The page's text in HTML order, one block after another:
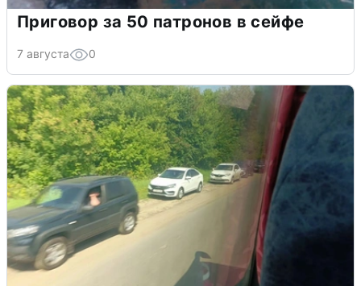
Приговор за 50 патронов в сейфе
7 августа 0